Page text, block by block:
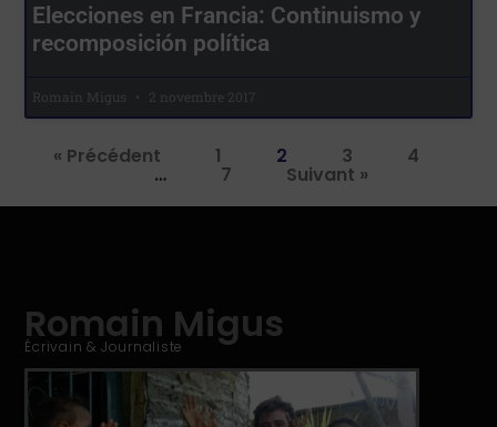
Elecciones en Francia: Continuismo y
recomposición política
Romain Migus 2 novembre 2017
« Précédent 1 2 3 4
… 7 Suivant »
Romain Migus
Écrivain & Journaliste